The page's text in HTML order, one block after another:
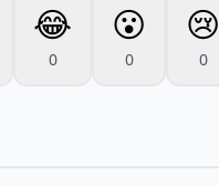
😂
0
😮
0
😢
0